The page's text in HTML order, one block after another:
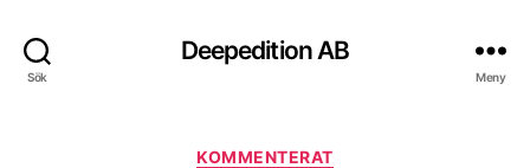
Sök
Deepedition AB
Meny
Kategorier
KOMMENTERAT